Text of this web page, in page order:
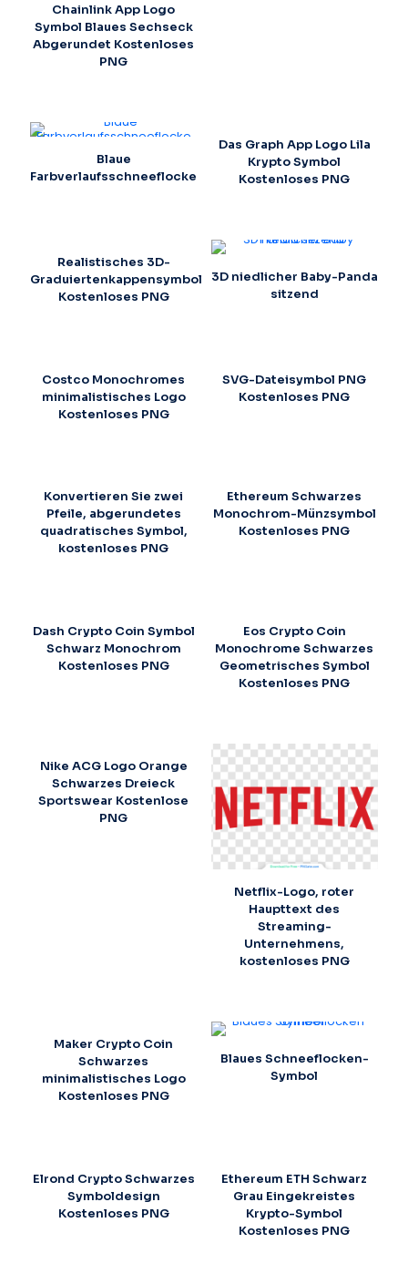
Chainlink App Logo
Symbol Blaues Sechseck
Abgerundet Kostenloses
PNG
Blaue
Farbverlaufsschneeflocke
Das Graph App Logo Lila
Krypto Symbol
Kostenloses PNG
Realistisches 3D-
Graduiertenkappensymbol
Kostenloses PNG
3D niedlicher Baby-Panda
sitzend
Costco Monochromes
minimalistisches Logo
Kostenloses PNG
SVG-Dateisymbol PNG
Kostenloses PNG
Konvertieren Sie zwei
Pfeile, abgerundetes
quadratisches Symbol,
kostenloses PNG
Ethereum Schwarzes
Monochrom-Münzsymbol
Kostenloses PNG
Dash Crypto Coin Symbol
Schwarz Monochrom
Kostenloses PNG
Eos Crypto Coin
Monochrome Schwarzes
Geometrisches Symbol
Kostenloses PNG
Nike ACG Logo Orange
Schwarzes Dreieck
Sportswear Kostenlose
PNG
Netflix-Logo, roter
Haupttext des
Streaming-
Unternehmens,
kostenloses PNG
Maker Crypto Coin
Schwarzes
minimalistisches Logo
Kostenloses PNG
Blaues Schneeflocken-
Symbol
Elrond Crypto Schwarzes
Symboldesign
Kostenloses PNG
Ethereum ETH Schwarz
Grau Eingekreistes
Krypto-Symbol
Kostenloses PNG